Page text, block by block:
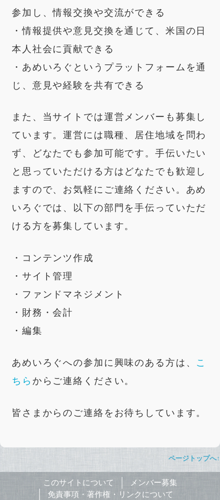
参加し、情報交換や交流ができる
・情報提供や意見交換を通じて、米国の日
本人社会に貢献できる
・あめいろぐというプラットフォームを通
じ、意見や経験を共有できる
また、当サイトでは運営メンバーも募集し
ています。運営には職種、居住地域を問わ
ず、どなたでも参加可能です。手伝いたい
と思っていただける方はどなたでも歓迎し
ますので、お気軽にご連絡ください。あめ
いろぐでは、以下の部門を手伝っていただ
ける方を募集しています。
・コンテンツ作成
・サイト管理
・ファンドマネジメント
・財務・会計
・編集
あめいろぐへの参加に興味のある方は、 こ
ちら からご連絡ください。
皆さまからのご連絡をお待ちしています。
ページトップへ↑
このサイトについて
メンバー募集
免責事項・著作権・リンクについて